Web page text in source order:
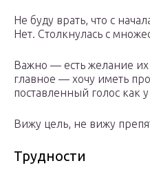
Не буду врать, что с
Нет. Столкнулась с
Важно — есть желание
главное — хочу иметь
поставленный голос как
Вижу цель, не вижу
Трудности